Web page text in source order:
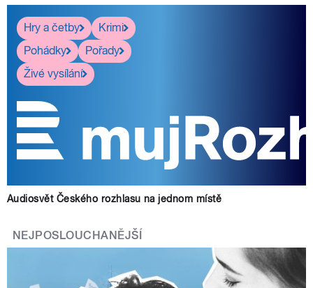
Hry a četby
Krimi
Pohádky
Pořady
Živé vysílání
Audiosvět Českého rozhlasu na jednom místě
NEJPOSLOUCHANĚJŠÍ